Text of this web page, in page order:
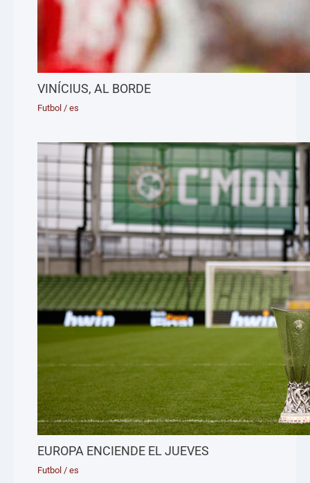
VINÍCIUS, AL BORDE
Futbol /es
EUROPA ENCIENDE EL JUEVES
Futbol /es